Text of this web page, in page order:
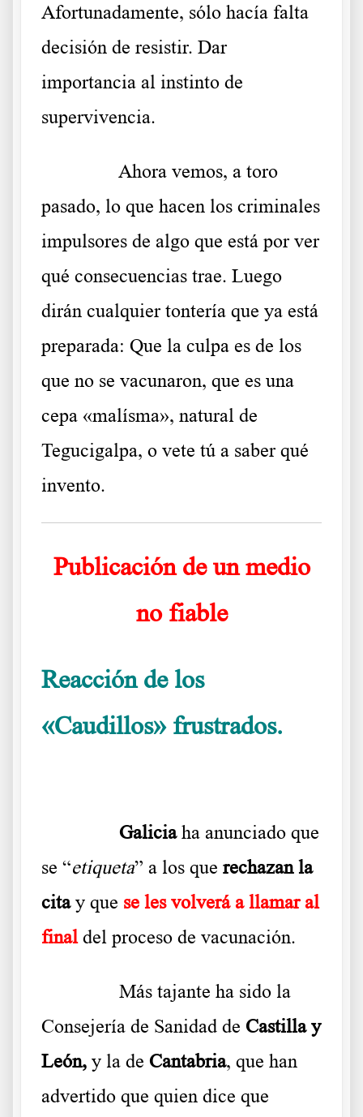
Afortunadamente, sólo hacía falta
decisión de resistir. Dar
importancia al instinto de
supervivencia.
Ahora vemos, a toro
pasado, lo que hacen los criminales
impulsores de algo que está por ver
qué consecuencias trae. Luego
dirán cualquier tontería que ya está
preparada: Que la culpa es de los
que no se vacunaron, que es una
cepa «malísma», natural de
Tegucigalpa, o vete tú a saber qué
invento.
Publicación de un medio
no fiable
Reacción de los
«Caudillos» frustrados.
Galiciaha anunciado que
se “etiqueta” a los que rechazan la
citay que se les volverá a llamar al
finaldel proceso de vacunación.
Más tajante ha sido la
Consejería de Sanidad de Castilla y
León, y la de Cantabria, que han
advertido que quien dice que